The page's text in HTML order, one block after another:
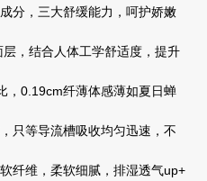
分，三大舒缓能力，呵护娇嫩
，结合人体工学舒适度，提升
0.19cm纤薄体感薄如夏日蝉
只等导流槽吸收均匀迅速，不
纤维，柔软细腻，排湿透气up+